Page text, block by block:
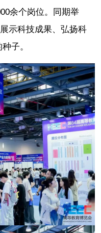
余个岗位。同期举
示科技成果、弘扬科
子。